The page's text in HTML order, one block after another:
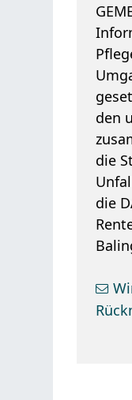
den
die
die